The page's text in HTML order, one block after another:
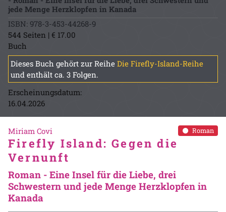
jede Menge Herzklopfen in Kanada
ISBN: 978-3-453-44268-9
544 Seiten | € 17.00
Buch
Dieses Buch gehört zur Reihe Die Firefly-Island-Reihe
und enthält ca. 3 Folgen.
Erscheinungsdatum:
16.04.2026
Roman
Miriam Covi
Firefly Island: Gegen die
Vernunft
Roman - Eine Insel für die Liebe, drei
Schwestern und jede Menge Herzklopfen in
Kanada